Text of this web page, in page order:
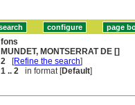
fons
MUNDET, MONTSERRAT DE []
2 [Refine the search]
1 .. 2 in format [Default]